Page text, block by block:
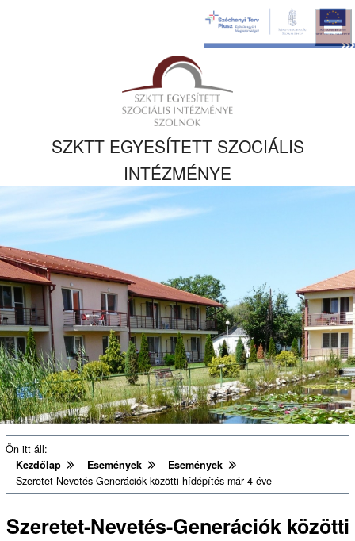
Kezdőlapra
ugrás
SZKTT EGYESÍTETT SZOCIÁLIS
INTÉZMÉNYE
Ön itt áll:
Kezdőlap
Események
Események
Szeretet-Nevetés-Generációk közötti hídépítés már 4 éve
Szeretet-Nevetés-Generációk közötti